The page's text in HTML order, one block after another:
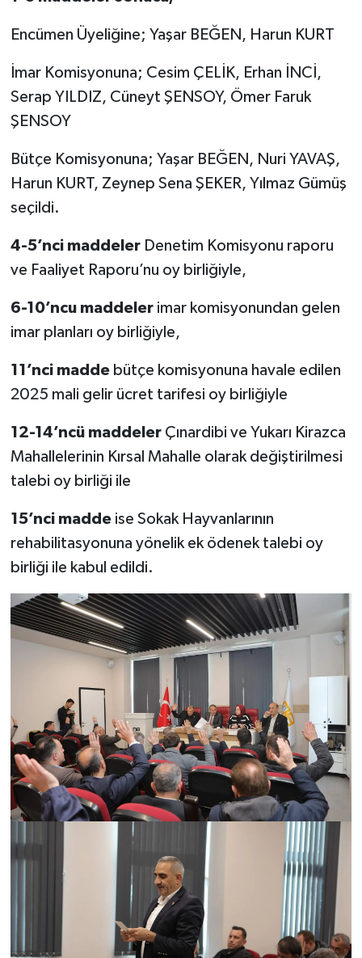
Encümen Üyeliğine; Yaşar BEĞEN, Harun KURT
İmar Komisyonuna; Cesim ÇELİK, Erhan İNCİ,
Serap YILDIZ, Cüneyt ŞENSOY, Ömer Faruk
ŞENSOY
Bütçe Komisyonuna; Yaşar BEĞEN, Nuri YAVAŞ,
Harun KURT, Zeynep Sena ŞEKER, Yılmaz Gümüş
seçildi.
4-5’nci maddelerDenetim Komisyonu raporu
ve Faaliyet Raporu’nu oy birliğiyle,
6-10’ncu maddelerimar komisyonundan gelen
imar planları oy birliğiyle,
11’nci maddebütçe komisyonuna havale edilen
2025 mali gelir ücret tarifesi oy birliğiyle
12-14’ncü maddelerÇınardibi ve Yukarı Kirazca
Mahallelerinin Kırsal Mahalle olarak değiştirilmesi
talebi oy birliği ile
15’nci maddeise Sokak Hayvanlarının
rehabilitasyonuna yönelik ek ödenek talebi oy
birliği ile kabul edildi.